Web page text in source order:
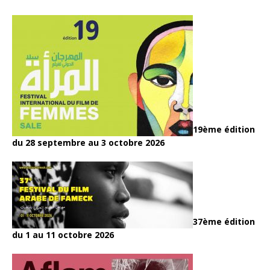
19ème édition
du 28 septembre au 3 octobre 2026
37ème édition
du 1 au 11 octobre 2026